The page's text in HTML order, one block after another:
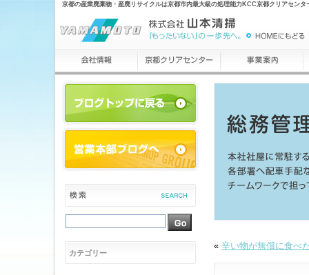
京都の産業廃棄物・産廃リサイクルは京都市内最大級の処理能力KCC京都クリアセンタ
« 辛い物が無償に食べ
カテゴリー